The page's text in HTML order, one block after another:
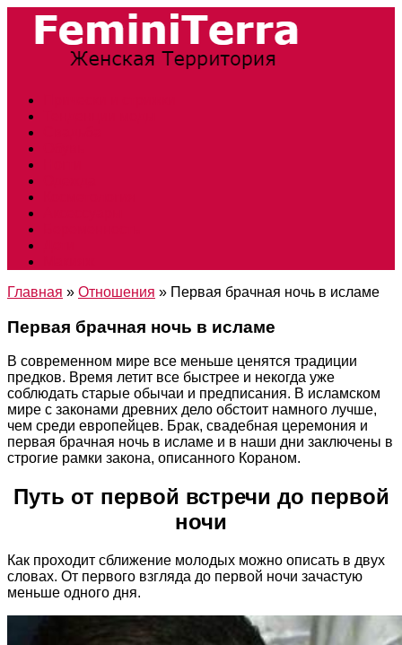
Главная » Отношения » Первая брачная ночь в исламе
Первая брачная ночь в исламе
В современном мире все меньше ценятся традиции
предков. Время летит все быстрее и некогда уже
соблюдать старые обычаи и предписания. В исламском
мире с законами древних дело обстоит намного лучше,
чем среди европейцев. Брак, свадебная церемония и
первая брачная ночь в исламе и в наши дни заключены в
строгие рамки закона, описанного Кораном.
Путь от первой встречи до первой
ночи
Как проходит сближение молодых можно описать в двух
словах. От первого взгляда до первой ночи зачастую
меньше одного дня.